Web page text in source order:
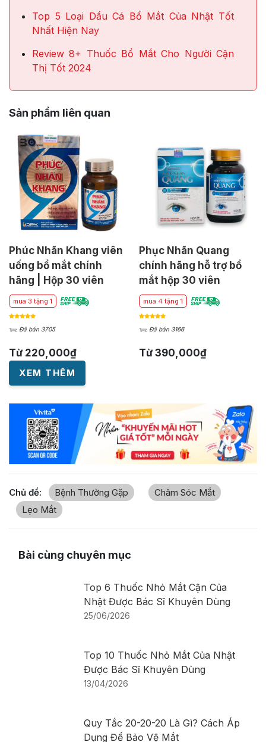
Top 5 Loại Dầu Cá Bổ Mắt Của Nhật Tốt
Nhất Hiện Nay
Review 8+ Thuốc Bổ Mắt Cho Người Cận
Thị Tốt 2024
Sản phẩm liên quan
Phúc Nhãn Khang viên
uống bổ mắt chính
hãng | Hộp 30 viên
mua 3 tặng 1
Đã bán 3705
Từ 220,000₫
Phục Nhãn Quang
chính hãng hỗ trợ bổ
mắt hộp 30 viên
mua 4 tặng 1
Đã bán 3166
Từ 390,000₫
XEM THÊM
Chủ đề: Bệnh Thường Gặp
Chăm Sóc Mắt
Lẹo Mắt
Bài cùng chuyên mục
Top 6 Thuốc Nhỏ Mắt Cận Của
Nhật Được Bác Sĩ Khuyên Dùng
25/06/2026
Top 10 Thuốc Nhỏ Mắt Của Nhật
Được Bác Sĩ Khuyên Dùng
13/04/2026
Quy Tắc 20-20-20 Là Gì? Cách Áp
Dụng Để Bảo Vệ Mắt